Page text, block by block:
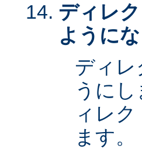
ディレ
ように
ディ
うに
ィレ
ます。